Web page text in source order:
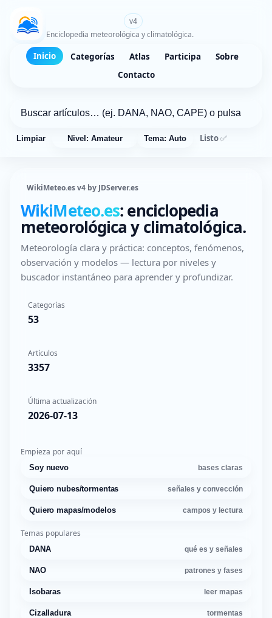
v4
Enciclopedia meteorológica y climatológica.
Inicio Categorías Atlas Participa
Sobre
Contacto
Limpiar Nivel: Amateur Tema: Auto Listo ✅
WikiMeteo.es v4 by JDServer.es
WikiMeteo.es: enciclopedia
meteorológica y climatológica.
Meteorología clara y práctica: conceptos, fenómenos,
observación y modelos — lectura por niveles y
buscador instantáneo para aprender y profundizar.
Categorías
53
Artículos
3357
Última actualización
2026-07-13
Empieza por aquí
Soy nuevo bases claras
Quiero nubes/tormentas señales y convección
Quiero mapas/modelos campos y lectura
Temas populares
DANA qué es y señales
NAO patrones y fases
Isobaras leer mapas
Cizalladura tormentas